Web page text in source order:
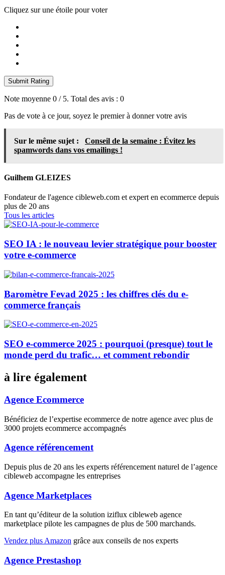
Cliquez sur une étoile pour voter
Submit Rating
Note moyenne 0 / 5. Total des avis : 0
Pas de vote à ce jour, soyez le premier à donner votre avis
Sur le même sujet :
Conseil de la semaine : Évitez les
spamwords dans vos emailings !
Guilhem GLEIZES
Fondateur de l'agence cibleweb.com et expert en ecommerce depuis
plus de 20 ans
Tous les articles
SEO IA : le nouveau levier stratégique pour booster
votre e-commerce
Baromètre Fevad 2025 : les chiffres clés du e-
commerce français
SEO e-commerce 2025 : pourquoi (presque) tout le
monde perd du trafic… et comment rebondir
à lire également
Agence Ecommerce
Bénéficiez de l’expertise ecommerce de notre agence avec plus de
3000 projets ecommerce accompagnés
Agence référencement
Depuis plus de 20 ans les experts référencement naturel de l’agence
cibleweb accompagne les entreprises
Agence Marketplaces
En tant qu’éditeur de la solution iziflux cibleweb agence
marketplace pilote les campagnes de plus de 500 marchands.
Vendez plus Amazon grâce aux conseils de nos experts
Agence Prestashop